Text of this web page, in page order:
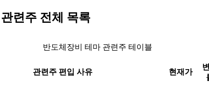
련주 전체 목록
반도체장비 테마 관련주 테이블
관련주 편입 사유 현재가